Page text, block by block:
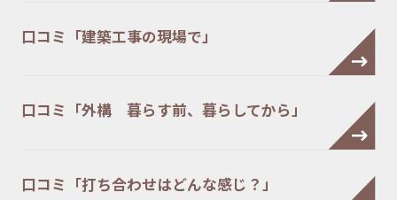
口コミ「建築工事の現場で」
口コミ「外構 暮らす前、暮らしてから」
口コミ「打ち合わせはどんな感じ？」